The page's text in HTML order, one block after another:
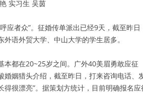
实习生 吴茵
应者众”。征婚传单派出已经9天，截至昨
语外贸大学、中山大学的学生居多。
本都在20~25岁之间。广外40美眉勇敢应征
姻猎头介绍，截至昨日，打来咨询电话、
得很漂亮”。据策划方统计，目前明确报名